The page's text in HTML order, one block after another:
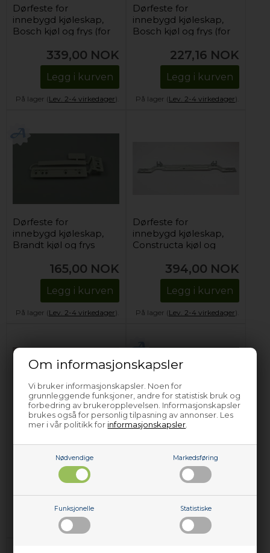
Om informasjonskapsler
Vi bruker informasjonskapsler. Noen for
grunnleggende funksjoner, andre for statistisk bruk og
forbedring av brukeropplevelsen. Informasjonskapsler
brukes også for personlig tilpasning av annonser. Les
mer i vår politikk for informasjonskapsler
Nødvendige Markedsføring
Funksjonelle Statistiske
Dørfeste for
innebygd kjøleskap,
Bosch kjøl og frys (for
339,00 NOK
Legg i kurven
På lager (Lev. 2-4 virkedager).
Dørfeste for
innebygd kjøleskap,
Bosch kjøl og frys (for
227,16 NOK
Legg i kurven
På lager (Lev. 2-4 virkedager).
Dørfeste for
innebygd kjøleskap,
Brandt kjøl og frys
165,00 NOK
Legg i kurven
På lager (Lev. 2-4 virkedager).
Dørfeste for
innebygd kjøleskap,
Constructa kjøl og
394,00 NOK
Legg i kurven
På lager (Lev. 2-4 virkedager).
innebygd kjøleskap,
Constructa kjøl og
frys (for montering)
227,16
Legg i kurven
Lev. 2-4 virkedager
innebygd kjøleskap,
Corberó kjøl og frys
165,00 NOK
Legg i kurven
Lev. 2-4 virkedager